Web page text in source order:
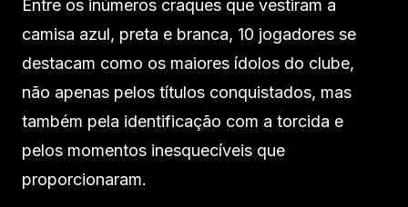
Entre os inúmeros craques que vestiram a
camisa azul, preta e branca, 10 jogadores se
destacam como os maiores ídolos do clube,
não apenas pelos títulos conquistados, mas
também pela identificação com a torcida e
pelos momentos inesquecíveis que
proporcionaram.